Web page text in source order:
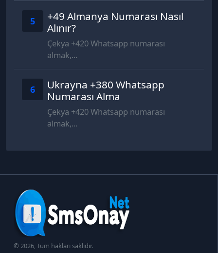
5
+49 Almanya Numarası Nasıl
Alınır?
Çekya +420 Whatsapp numarası
almak,...
6
Ukrayna +380 Whatsapp
Numarası Alma
Çekya +420 Whatsapp numarası
almak,...
© 2026, Tüm hakları saklıdır.